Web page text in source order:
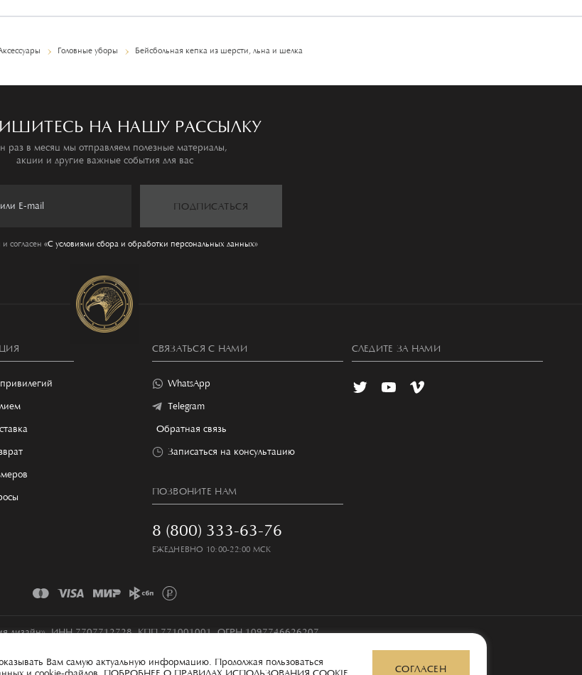
Головные уборы Бейсбольная кепка из шерсти, льна и шелка
Вам самую актуальную информацию. Продолжая пользоваться
СОГЛАСЕН
НА НАШУ РАССЫЛКУ
раз в месяц мы отправляем полезные материалы,
акции и другие важные события для вас
ПОДПИСАТЬСЯ
согласен «C условиями сбора и обработки персональных данных»
СВЯЗАТЬСЯ С НАМИ
WhatsApp
Telegram
Обратная связь
Записаться на консультацию
ПОЗВОНИТЕ НАМ
8 (800) 333-63-76
ЕЖЕДНЕВНО 10:00-22:00 МСК
СЛЕДИТЕ ЗА НАМИ
дизайн», ИНН 7707712728, КПП 771001001, ОГРН 1097746626207
Карта сайта